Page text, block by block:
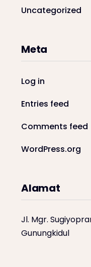
Uncategorized
Meta
Log in
Entries feed
Comments feed
WordPress.org
Alamat
Jl. Mgr.
Gunungkidul